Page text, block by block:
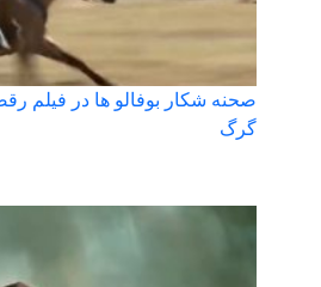
صحنه شکار بوفالو ها در فیلم
گرگ